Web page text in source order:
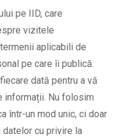
pe IID, care
vizitele
aplicabili de
pe care îi publică.
dată pentru a vă
informații. Nu folosim
într-un mod unic, ci doar
datelor cu privire la